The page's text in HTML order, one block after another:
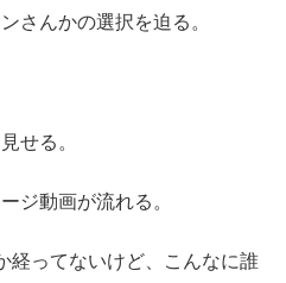
さんかの選択を迫る。
せる。
ジ動画が流れる。
経ってないけど、こんなに誰